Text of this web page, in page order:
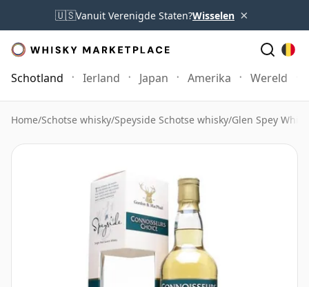
🇺🇸Vanuit Verenigde Staten?Wisselen ×
Schotland Ierland Japan Amerika Wereld
Home/Schotse whisky/Speyside Schotse whisky/Glen Spey